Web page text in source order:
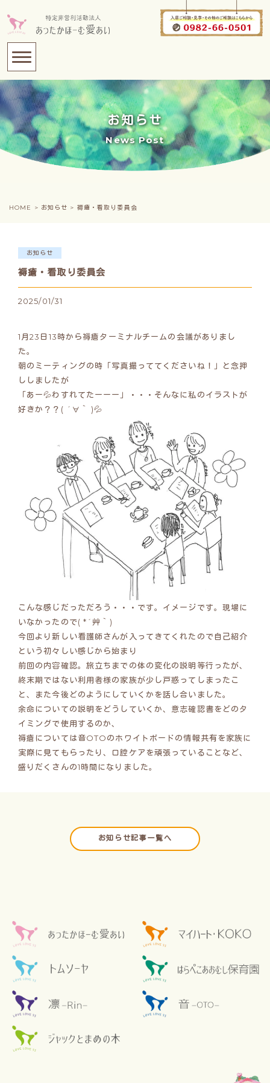
お知らせ
News Post
HOME > お知らせ > 褥瘡・看取り委員会
お知らせ
褥瘡・看取り委員会
2025/01/31
1月23日13時から褥瘡ターミナルチームの会議がありまし
た。
朝のミーティングの時「写真撮っててくださいね！」と念押
ししましたが
「あー💦わすれてたーーー」・・・そんなに私のイラストが
好きか？？( ´∀｀ )💦
こんな感じだっただろう・・・です。イメージです。現場に
いなかったので( *´艸｀)
今回より新しい看護師さんが入ってきてくれたので自己紹介
という初々しい感じから始まり
前回の内容確認。旅立ちまでの体の変化の説明等行ったが、
終末期ではない利用者様の家族が少し戸惑ってしまったこ
と、また今後どのようにしていくかを話し合いました。
余命についての説明をどうしていくか、意志確認書をどのタ
イミングで使用するのか、
褥瘡については音OTOのホワイトボードの情報共有を家族に
実際に見てもらったり、口腔ケアを頑張っていることなど、
盛りだくさんの1時間になりました。
お知らせ記事一覧へ